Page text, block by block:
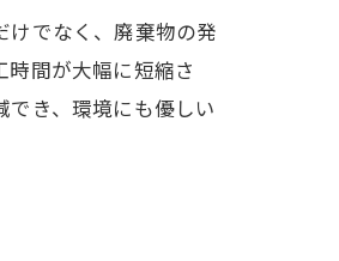
けでなく、廃棄物の発
間が大幅に短縮さ
き、環境にも優しい